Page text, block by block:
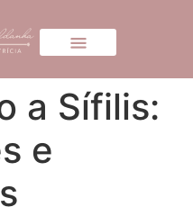
a Sífilis:
e